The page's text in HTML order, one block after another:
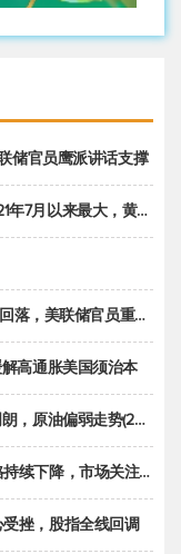
储官员鹰派讲话支撑
金期货投机性净多头头寸减少
重申鹰派立场推动美元回升
高通胀美国须治本
弱走势(20221128收评)
关注OPEC+新一轮产能政策
挫，股指全线回调